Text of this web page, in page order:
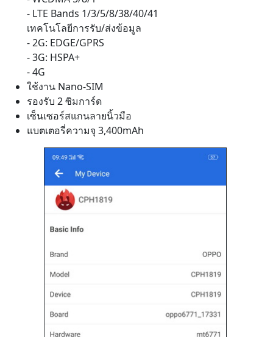
ใช้งาน Nano-SIM
รองรับ 2 ซิมการ์ด
เซ็นเซอร์สแกนลายนิ้วมือ
แบตเตอรี่ความจุ 3,400mAh